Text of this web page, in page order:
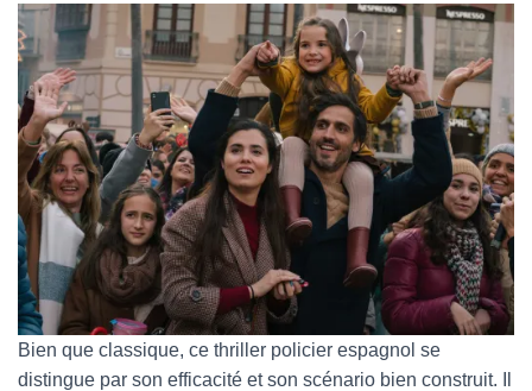
Bien que classique, ce thriller policier espagnol se
distingue par son efficacité et son scénario bien construit. Il